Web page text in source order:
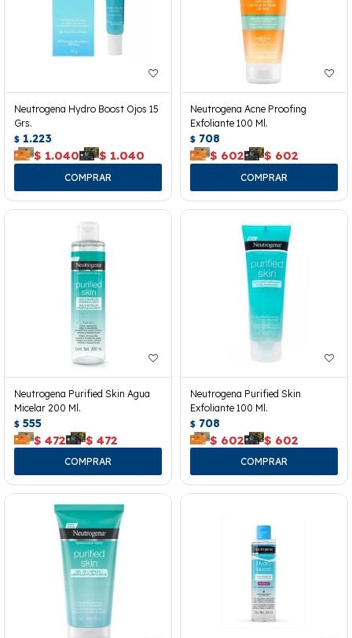
Neutrogena Hydro Boost Ojos 15
Grs.
$ 1.223
$ 1.040 $ 1.040
Neutrogena Acne Proofing
Exfoliante 100 Ml.
$ 708
$ 602 $ 602
Neutrogena Purified Skin Agua
Micelar 200 Ml.
$ 555
$ 472 $ 472
Neutrogena Purified Skin
Exfoliante 100 Ml.
$ 708
$ 602 $ 602